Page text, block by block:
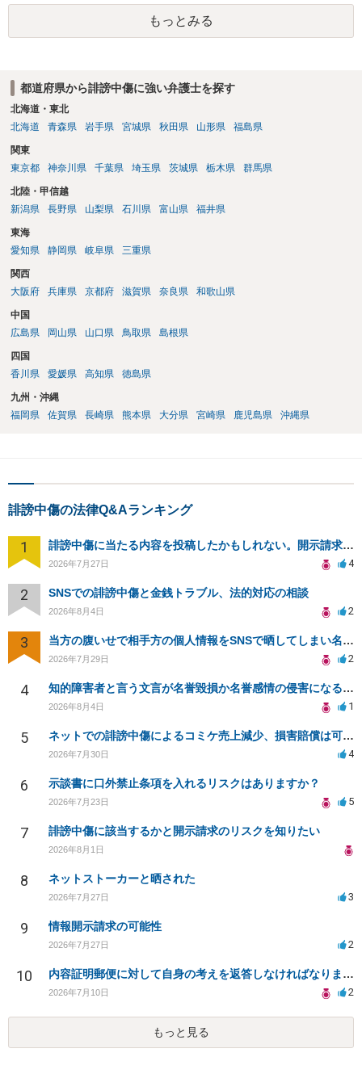
者のところに、意見照会がなされます。アカウント情報開示の場合
は、アカウントの登録メールに意見照会がなされます。 また、された
場合賠償金はいくらでしょうか。 →ケースバイケースであり、数万円
もっとみる
都道府県から誹謗中傷に強い弁護士を探す
北海道・東北
北海道
青森県 岩手県 宮城県 秋田県 山形県 福島県
関東
東京都
神奈川県 千葉県 埼玉県 茨城県 栃木県 群馬県
北陸・甲信越
新潟県
長野県 山梨県 石川県 富山県 福井県
東海
愛知県
静岡県 岐阜県 三重県
関西
大阪府
兵庫県 京都府 滋賀県 奈良県 和歌山県
中国
広島県
岡山県 山口県 鳥取県 島根県
四国
香川県
愛媛県 高知県 徳島県
九州・沖縄
福岡県
佐賀県 長崎県 熊本県 大分県 宮崎県 鹿児島県 沖縄県
誹謗中傷の法律Q&Aランキング
1 誹謗中傷に当たる内容を投稿したかもしれない。開示請求や民事刑事裁判に発展しうるのか教えて欲しい。
2026年7月27日 4
2 SNSでの誹謗中傷と金銭トラブル、法的対応の相談
2026年8月4日 2
3 当方の腹いせで相手方の個人情報をSNSで晒してしまい名誉毀損させてしまったかもしれない
2026年7月29日 2
4 知的障害者と言う文言が名誉毀損か名誉感情の侵害になるか教えてほしい。
2026年8月4日 1
5 ネットでの誹謗中傷によるコミケ売上減少、損害賠償は可能か？
2026年7月30日 4
6 示談書に口外禁止条項を入れるリスクはありますか？
2026年7月23日 5
7 誹謗中傷に該当するかと開示請求のリスクを知りたい
2026年8月1日
8 ネットストーカーと晒された
2026年7月27日 3
9 情報開示請求の可能性
2026年7月27日 2
10 内容証明郵便に対して自身の考えを返答しなければなりませんか？
2026年7月10日 2
もっと見る